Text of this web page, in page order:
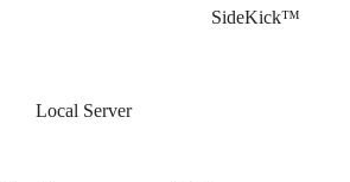
SideKick™
Local Server